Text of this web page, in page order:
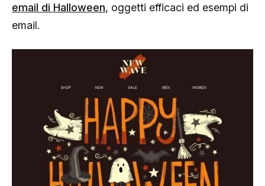
email di Halloween, oggetti efficaci ed esempi di
email.